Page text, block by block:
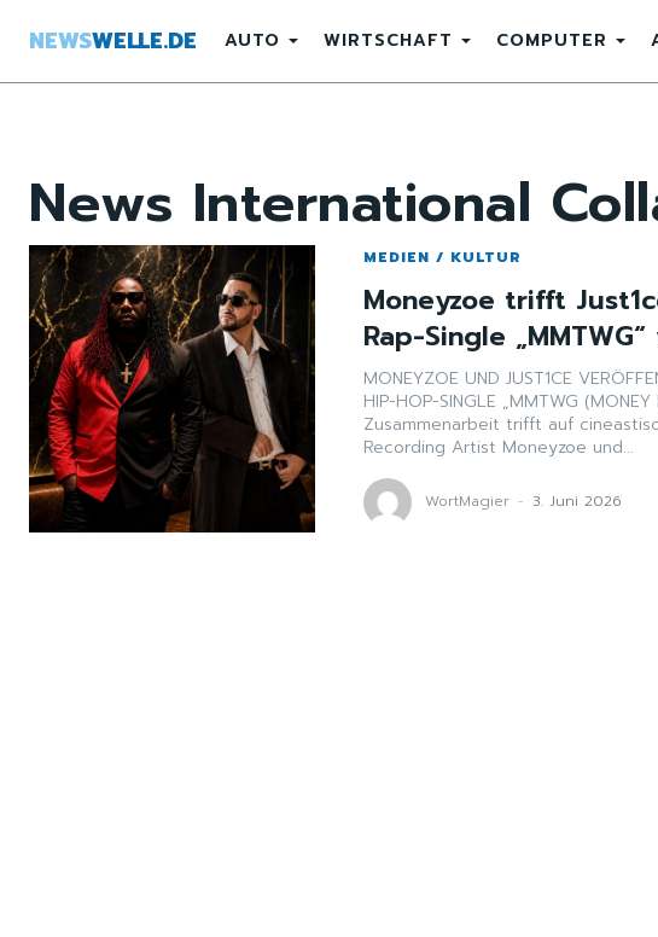
NEWSWELLE.DE AUTO WIRTSCHAFT COMPUTER
News International
MEDIEN / KULTUR
Moneyzoe trifft
Rap-Single
MONEYZOE UND JUST1CE
HIP-HOP-SINGLE „MMTWG (MONEY MAKE
Zusammenarbeit trifft auf
Recording Artist Moneyzoe und...
WortMagier - 3. Juni 2026